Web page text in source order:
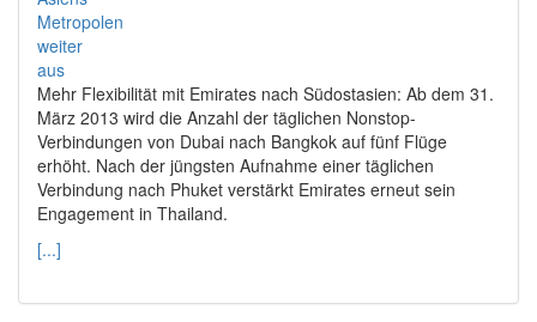
Mehr Flexibilität mit Emirates nach Südostasien: Ab dem 31.
März 2013 wird die Anzahl der täglichen Nonstop-
Verbindungen von Dubai nach Bangkok auf fünf Flüge
erhöht. Nach der jüngsten Aufnahme einer täglichen
Verbindung nach Phuket verstärkt Emirates erneut sein
Engagement in Thailand.
[...]